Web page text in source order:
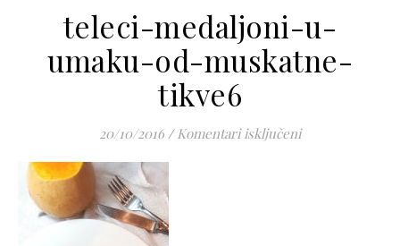
teleci-medaljoni-u-
umaku-od-muskatne-
tikve6
20/10/2016 / Komentari isključeniza teleci-